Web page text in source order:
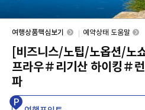
여행상품핵심보기 예약상태 도움말
[비즈니스/노팁/노옵션/노
프라우＃리기산 하이킹＃
파